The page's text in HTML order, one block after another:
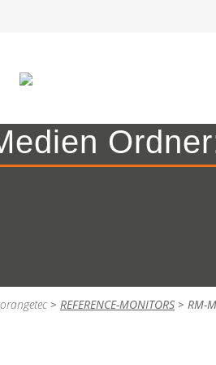
orangetec > REFERENCE-MONITORS > RM-